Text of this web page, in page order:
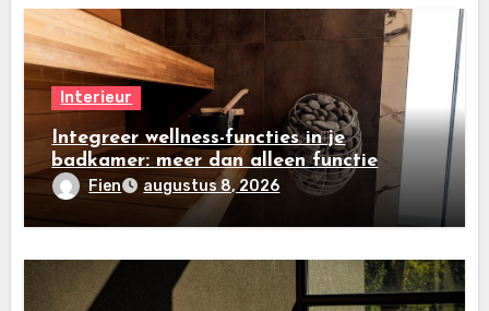
Interieur
Integreer wellness-functies in je
badkamer: meer dan alleen functie
Fien augustus 8, 2026